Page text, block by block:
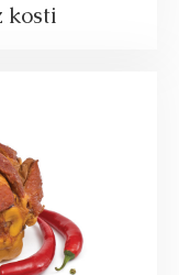
kosti